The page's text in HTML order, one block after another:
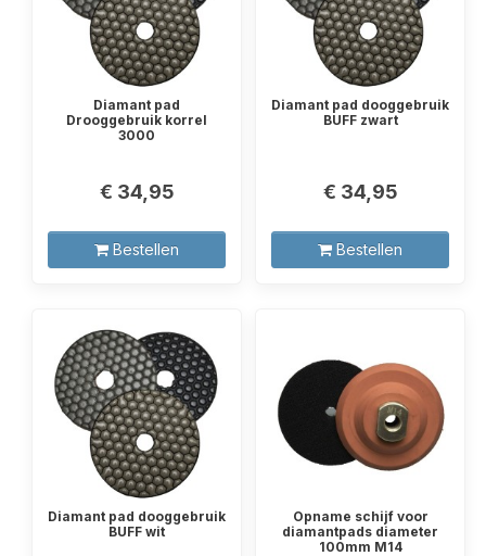
Diamant pad
Drooggebruik korrel
3000
€ 34,95
Bestellen
Diamant pad dooggebruik
BUFF zwart
€ 34,95
Bestellen
Diamant pad dooggebruik
BUFF wit
Opname schijf voor
diamantpads diameter
100mm M14